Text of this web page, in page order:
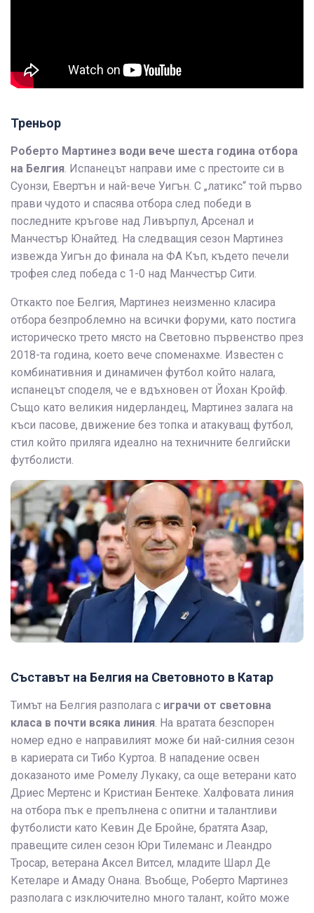
Треньор
Роберто Мартинез води вече шеста година отбора
на Белгия . Испанецът направи име с престоите си в
Суонзи, Евертън и най-вече Уигън. С „латикс“ той първо
прави чудото и спасява отбора след победи в
последните кръгове над Ливърпул, Арсенал и
Манчестър Юнайтед. На следващия сезон Мартинез
извежда Уигън до финала на ФА Къп, където печели
трофея след победа с 1-0 над Манчестър Сити.
Откакто пое Белгия, Мартинез неизменно класира
отбора безпроблемно на всички форуми, като постига
историческо трето място на Световно първенство през
2018-та година, което вече споменахме. Известен с
комбинативния и динамичен футбол който налага,
испанецът споделя, че е вдъхновен от Йохан Кройф.
Също като великия нидерландец, Мартинез залага на
къси пасове, движение без топка и атакуващ футбол,
стил който приляга идеално на техничните белгийски
футболисти.
Съставът на Белгия на Световното в Катар
Тимът на Белгия разполага с играчи от световна
класа в почти всяка линия . На вратата безспорен
номер едно е направилият може би най-силния сезон
в кариерата си Тибо Куртоа. В нападение освен
доказаното име Ромелу Лукаку, са още ветерани като
Дриес Мертенс и Кристиан Бентеке. Халфовата линия
на отбора пък е препълнена с опитни и талантливи
футболисти като Кевин Де Бройне, братята Азар,
правещите силен сезон Юри Тилеманс и Леандро
Тросар, ветерана Аксел Витсел, младите Шарл Де
Кетеларе и Амаду Онана. Въобще, Роберто Мартинез
разполага с изключително много талант, който може